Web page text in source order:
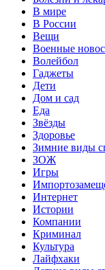
В мире
В России
Вещи
Военные
Волейбол
Гаджеты
Дети
Дом и сад
Еда
Звёзды
Здоровье
Зимние виды
ЗОЖ
Игры
Интернет
Истории
Компании
Криминал
Культура
Лайфхаки